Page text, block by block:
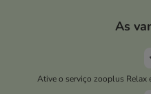
As
Ative o serviço zooplus Relax